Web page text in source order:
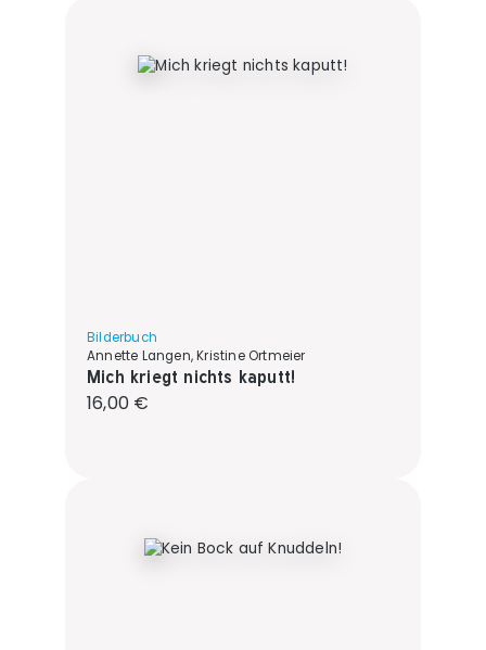
Bilderbuch
Annette Langen, Kristine Ortmeier
Mich kriegt nichts kaputt!
Regulärer Preis:
16,00 €